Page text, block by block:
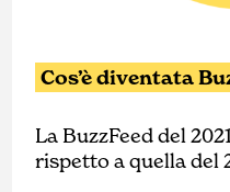
Cos’è diventata
La BuzzFeed del
rispetto a quella del